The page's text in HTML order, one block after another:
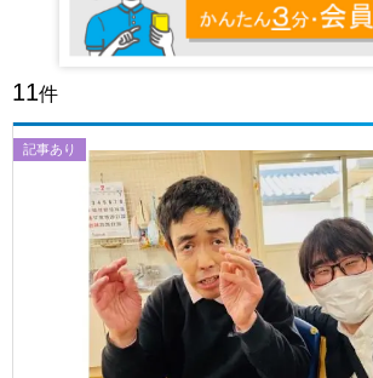
11件
記事あり